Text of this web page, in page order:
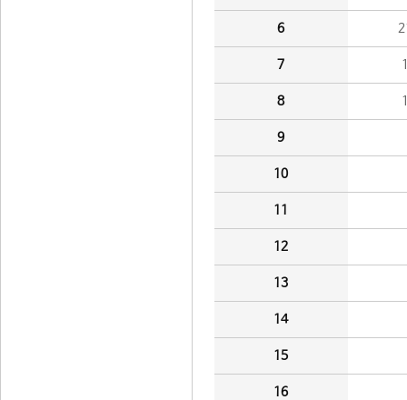
6
7
8
9
10
11
12
13
14
15
16